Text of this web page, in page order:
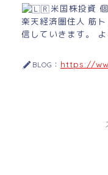
米国株投資
楽天経済圏住人 筋
信していきます。 よ
BLOG： https://